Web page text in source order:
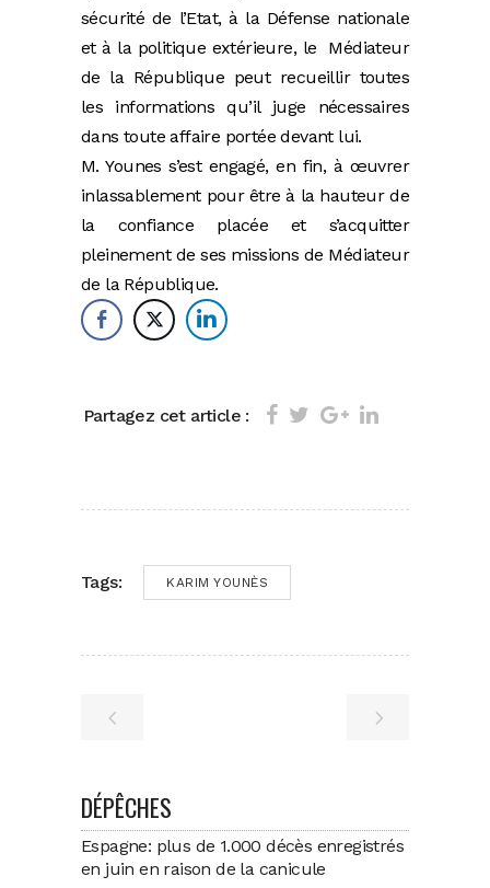
sécurité de l’Etat, à la Défense nationale
et à la politique extérieure, le Médiateur
de la République peut recueillir toutes
les informations qu’il juge nécessaires
dans toute affaire portée devant lui.
M. Younes s’est engagé, en fin, à œuvrer
inlassablement pour être à la hauteur de
la confiance placée et s’acquitter
pleinement de ses missions de Médiateur
de la République.
Partagez cet article :
Tags: KARIM YOUNÈS
DÉPÊCHES
Espagne: plus de 1.000 décès enregistrés
en juin en raison de la canicule